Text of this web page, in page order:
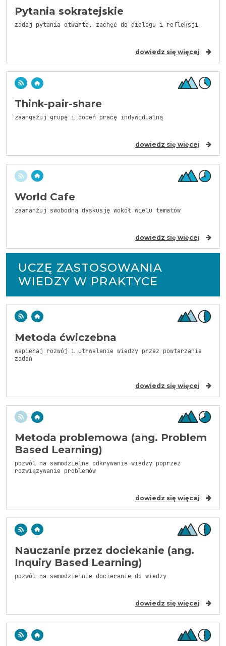
Pytania sokratejskie
zadaj pytania otwarte, zachęć do dialogu i refleksji
dowiedz się więcej
Think-pair-share
zaangażuj grupę i doceń pracę indywidualną
dowiedz się więcej
World Cafe
zaaranżuj swobodną dyskusję wokół wielu tematów
dowiedz się więcej
UCZĘ ZASTOSOWANIA
WIEDZY W PRAKTYCE
Metoda ćwiczebna
wspieraj rozwój i utrwalanie wiedzy przez powtarzanie
zadań
dowiedz się więcej
Metoda problemowa (ang. Problem
Based Learning)
pozwól na samodzielne odkrywanie wiedzy poprzez
rozwiązywanie problemów
dowiedz się więcej
Nauczanie przez dociekanie (ang.
Inquiry Based Learning)
pozwól na samodzielnie docieranie do wiedzy
dowiedz się więcej